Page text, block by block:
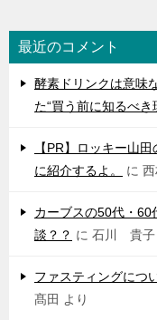
最近のコメント
酵素ドリンクは意味
た“買う前に知るべき
【PR】ロッキー山
に紹介するよ。
に
カーブスの50代・60
談？？ に 石川 貴子
ファスティングにつ
髙田 より